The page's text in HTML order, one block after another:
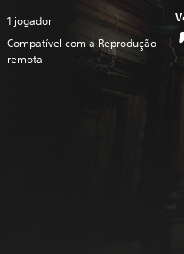
1 jogador
Compatível com a Reprodução
remota